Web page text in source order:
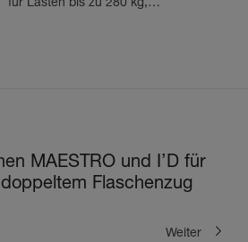
für Lasten bis zu 280 kg,
MAESTRO und I’D für
Flaschenzug
Weiter